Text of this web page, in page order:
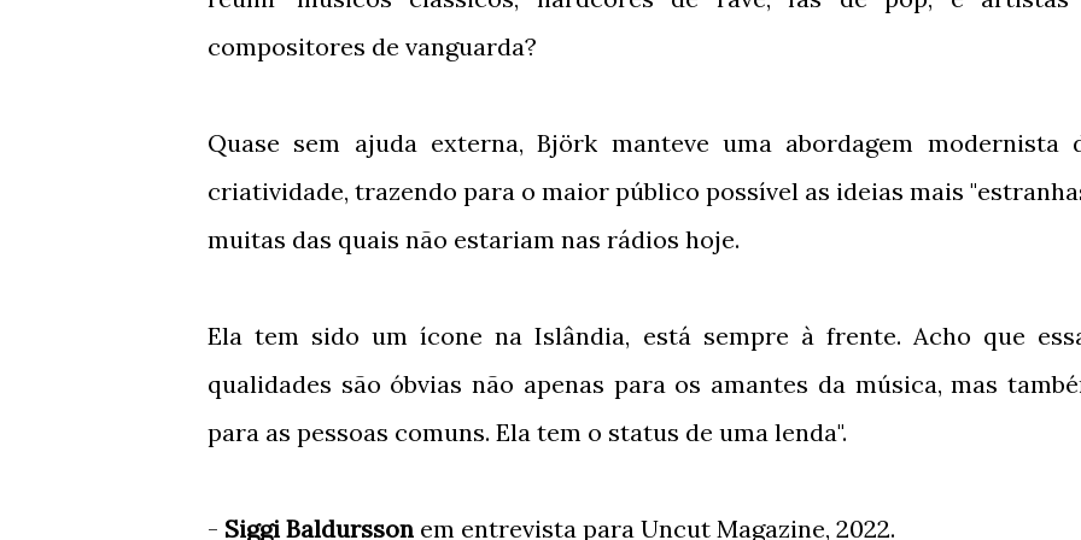
compositores de vanguarda?
Quase sem ajuda externa, Björk manteve uma abordagem modernista
criatividade, trazendo para o maior público possível as ideias mais
muitas das quais não estariam nas rádios hoje.
Ela tem sido um ícone na Islândia, está sempre à frente. Acho que
qualidades são óbvias não apenas para os amantes da música, mas
para as pessoas comuns. Ela tem o status de uma lenda".
- Siggi Baldursson em entrevista para Uncut Magazine, 2022.